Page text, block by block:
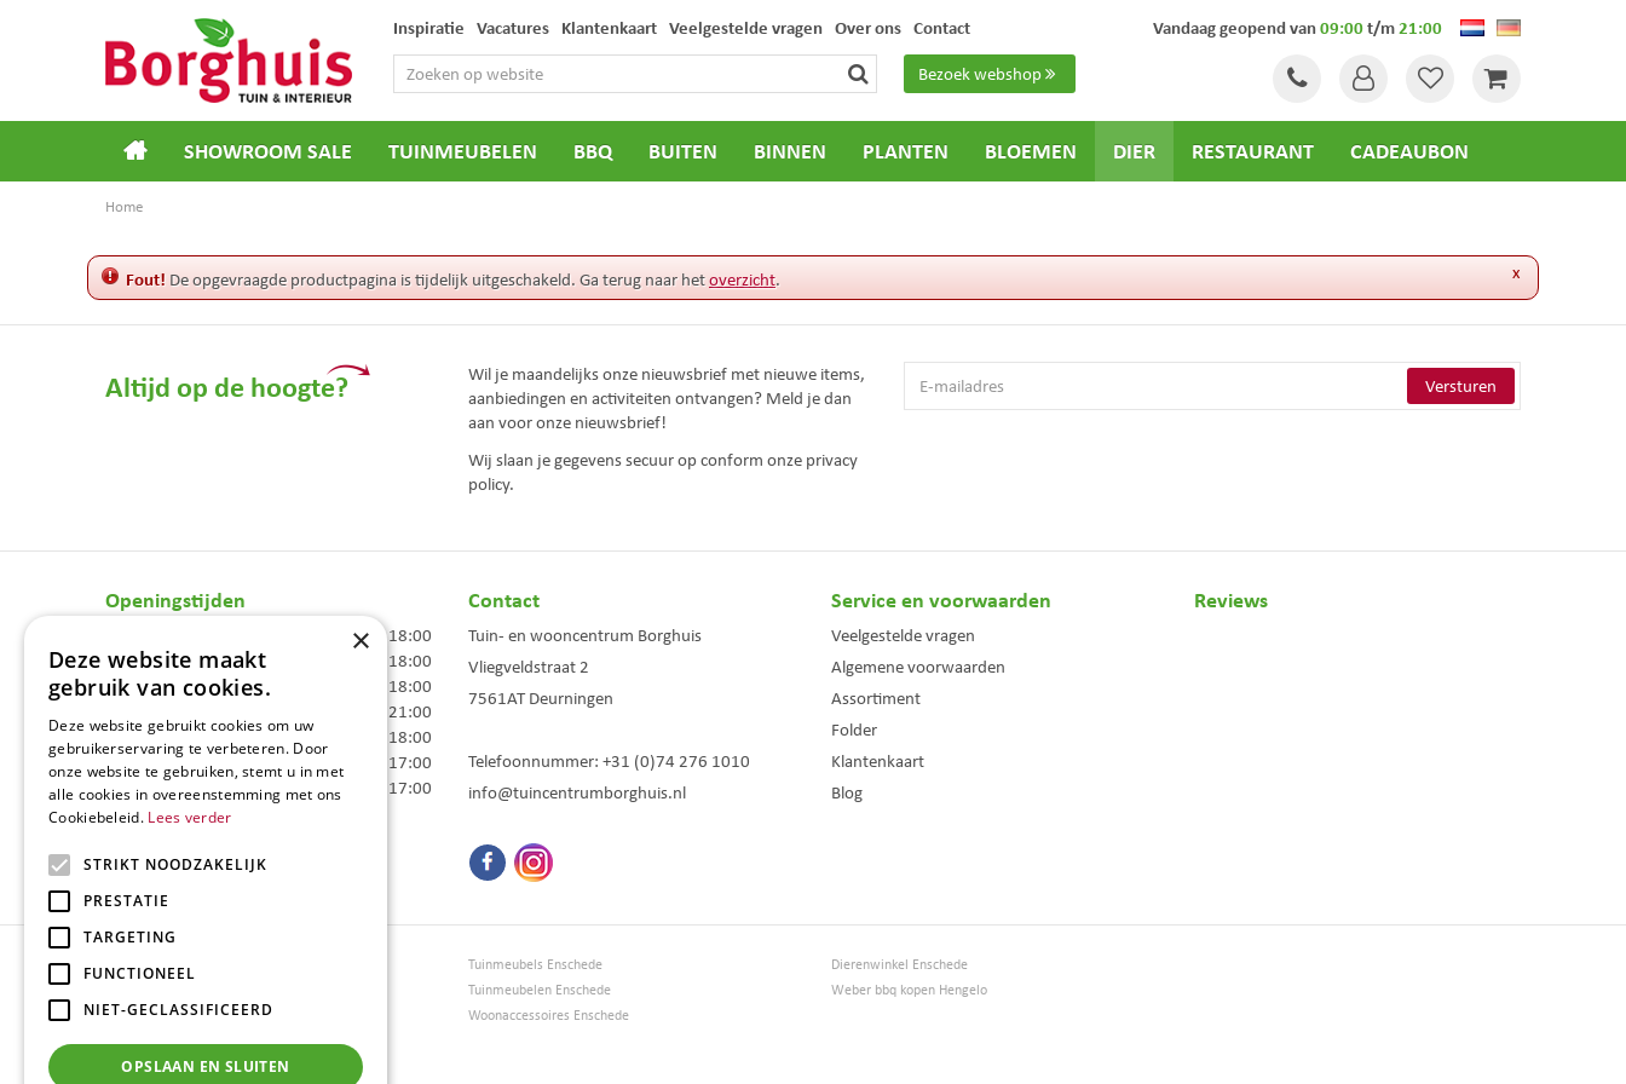
Home
Bezoek webshop
Inspiratie Vacatures Klantenkaart Veelgestelde vragen Over ons Contact Vandaag geopend van09:00t/m21:00
SHOWROOM SALE TUINMEUBELEN BBQ BUITEN BINNEN PLANTEN BLOEMEN DIER RESTAURANT CADEAUBON
x
Fout! De opgevraagde productpagina is tijdelijk uitgeschakeld. Ga terug naar hetoverzicht.
Altijd op de hoogte?
Wil je maandelijks onze nieuwsbrief met nieuwe items,
aanbiedingen en activiteiten ontvangen? Meld je dan
aan voor onze nieuwsbrief!
Wij slaan je gegevens secuur op conform onze privacy
policy.
Openingstijden
09:00 - 18:00
Dinsdag
09:00 - 18:00
Woensdag
09:00 - 18:00
09:00 - 21:00
Vrijdag
09:00 - 18:00
Zaterdag
09:00 - 17:00
Zondag
10:00 - 17:00
Contact
Tuin- en wooncentrum Borghuis
Vliegveldstraat 2
7561AT Deurningen
Telefoonnummer: +31 (0)74 276 1010
info@tuincentrumborghuis.nl
Service en voorwaarden
Veelgestelde vragen
Algemene voorwaarden
Assortiment
Folder
Klantenkaart
Blog
Reviews
Tuincentrum Borghuis
Loungesets
Bloemen
Barbecues
Tuinmeubels Enschede
Tuinmeubelen Enschede
Woonaccessoires Enschede
Dierenwinkel Enschede
Weber bbq kopen Hengelo
×
Deze website maakt
gebruik van cookies.
Deze website gebruikt cookies om uw
gebruikerservaring te verbeteren. Door
onze website te gebruiken, stemt u in met
alle cookies in overeenstemming met ons
Cookiebeleid. Lees verder
STRIKT NOODZAKELIJK
PRESTATIE
TARGETING
FUNCTIONEEL
NIET-GECLASSIFICEERD
OPSLAAN EN SLUITEN